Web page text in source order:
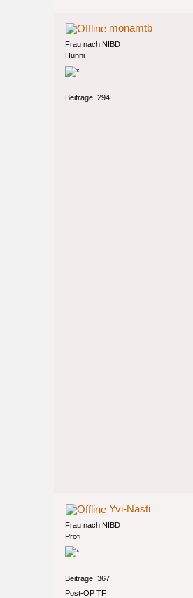
monamtb
Frau nach NIBD
Hunni
Beiträge: 294
Yvi-Nasti
Frau nach NIBD
Profi
Beiträge: 367
Post-OP TF